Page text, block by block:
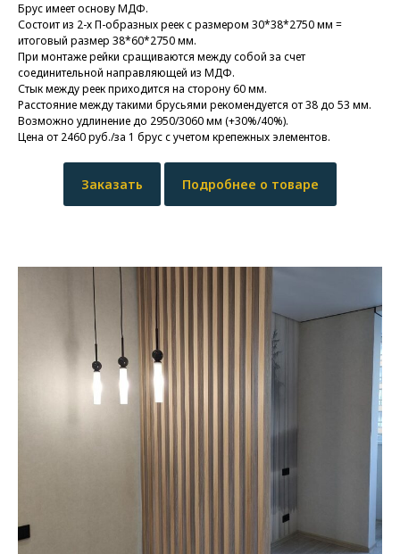
Брус имеет основу МДФ.
Состоит из 2-х П-образных реек с размером 30*38*2750 мм =
итоговый размер 38*60*2750 мм.
При монтаже рейки сращиваются между собой за счет
соединительной направляющей из МДФ.
Стык между реек приходится на сторону 60 мм.
Расстояние между такими брусьями рекомендуется от 38 до 53 мм.
Возможно удлинение до 2950/3060 мм (+30%/40%).
Цена от 2460 руб./за 1 брус с учетом крепежных элементов.
Заказать Подробнее о товаре